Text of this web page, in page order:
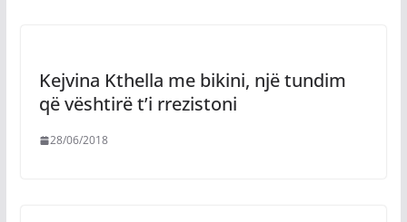
Kejvina Kthella me bikini, një tundim
që vështirë t’i rrezistoni
28/06/2018